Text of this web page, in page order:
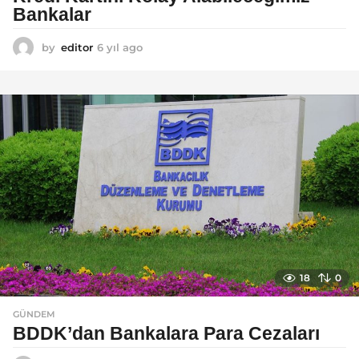
Bankalar
by editor 6 yıl ago
l
a
18 0
GÜNDEM
BDDK’dan Bankalara Para Cezaları